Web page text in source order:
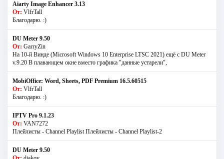
Aiarty Image Enhancer 3.13
От: VlfrTall
Благодарю. :)
DU Meter 9.50
От: GarryZin
На 10-й Винде (Microsoft Windows 10 Enterprise LTSC 2021) ещё с DU Meter
v.9.20 В плавающем окне вместо графика "данные устарели",
MobiOffice: Word, Sheets, PDF Premium 16.5.60515
От: VlfrTall
Благодарю. :)
IPTV Pro 9.1.23
От: VAN7272
Плейлисты - Channel Playlist Плейлисты - Channel Playlist-2
DU Meter 9.50